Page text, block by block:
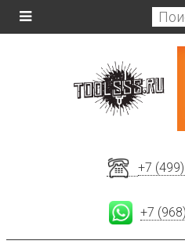
+7
+7